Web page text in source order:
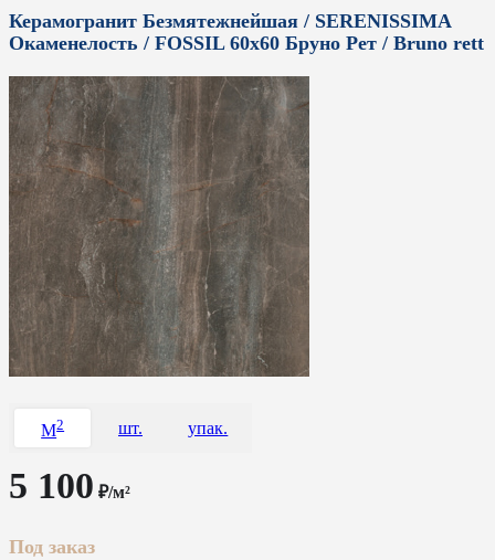
Керамогранит Безмятежнейшая / SERENISSIMA
Окаменелость / FOSSIL 60x60 Бруно Рет / Bruno rett
M2 шт. упак.
5 100 ₽/м²
Под заказ